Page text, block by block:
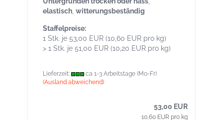
elastisch witterungsbeständig
Staffelpreise:
1 Stk. je 53,00 EUR (10,60 EUR pro kg)
> 1 Stk. je 51,00 EUR (10,20 EUR pro kg)
Lieferzeit:
ca 1-3 Arbeitstage (Mo-Fr)
(Ausland abweichend)
53,00 EUR
10,60 EUR pro kg